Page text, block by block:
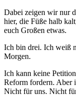
Dabei zeigen wir nur
hier, die Füße halb
euch Großen etwas.
Ich bin drei. Ich weiß
Morgen.
Ich kann keine
Reform fordern. Aber
Nicht für uns. Nicht